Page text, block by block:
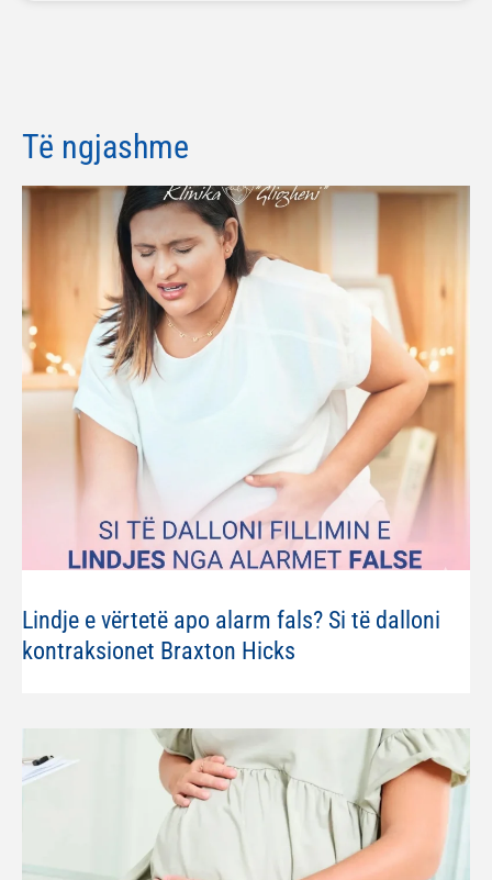
Të ngjashme
Lindje e vërtetë apo alarm fals? Si të dalloni
kontraksionet Braxton Hicks